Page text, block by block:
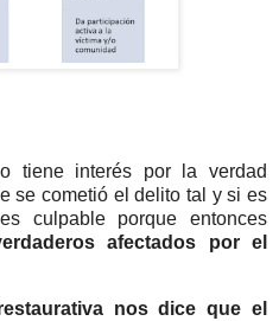
tiene interés por la verdad
se cometió el delito tal y si es
culpable porque entonces
afectados por el
nos dice que el